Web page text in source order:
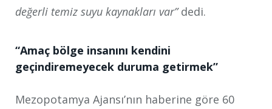
değerli temiz suyu kaynakları var”dedi.
“Amaç bölge insanını kendini
geçindiremeyecek duruma getirmek”
Mezopotamya Ajansı’nın haberine göre 60